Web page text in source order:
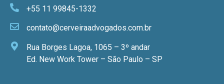
+55 11 99845-1332
contato@cerveiraadvogados.com.br
Rua Borges Lagoa, 1065 – 3º andar
Ed. New Work Tower – São Paulo – SP